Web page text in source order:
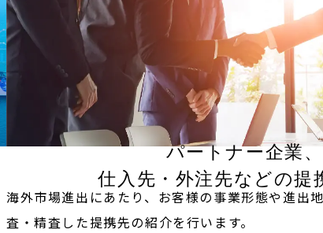
パートナー企業、
仕入先・外注先などの提
海外市場進出にあたり、お客様の事業形態や進出
査・精査した提携先の紹介を行います。